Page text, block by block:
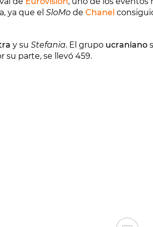
ya que el SloMo de Chanel
y su Stefania. El grupo ucraniano
su parte, se llevó 459.